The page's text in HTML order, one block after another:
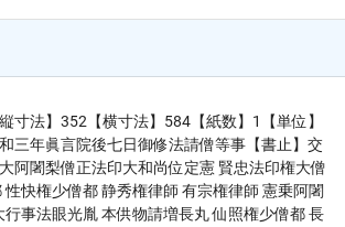
寸法】352【横寸法】584【紙数】1【単位】
三年眞言院後七日御修法請僧等事【書止】交
阿闍梨僧正法印大和尚位定憲 賢忠法印権大僧
性快権少僧都 静秀権律師 有宗権律師 憲乗阿闍
行事法眼光胤 本供物請増長丸 仙照権少僧都 長